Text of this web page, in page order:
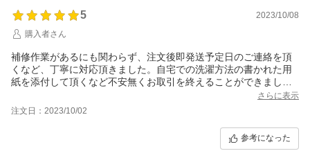
5
2023/10/08
購入者さん
補修作業があるにも関わらず、注文後即発送予定日のご連絡を頂
くなど、丁寧に対応頂きました。自宅での洗濯方法の書かれた用
紙を添付して頂くなど不安無くお取引を終えることができまし
た。今後もお世話になりたいと思いましたので、宜しくお願い致
します。
さらに表示
注文日：2023/10/02
参考になった